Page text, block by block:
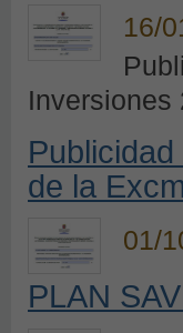
16/
Inversiones
de la
01/
PLAN